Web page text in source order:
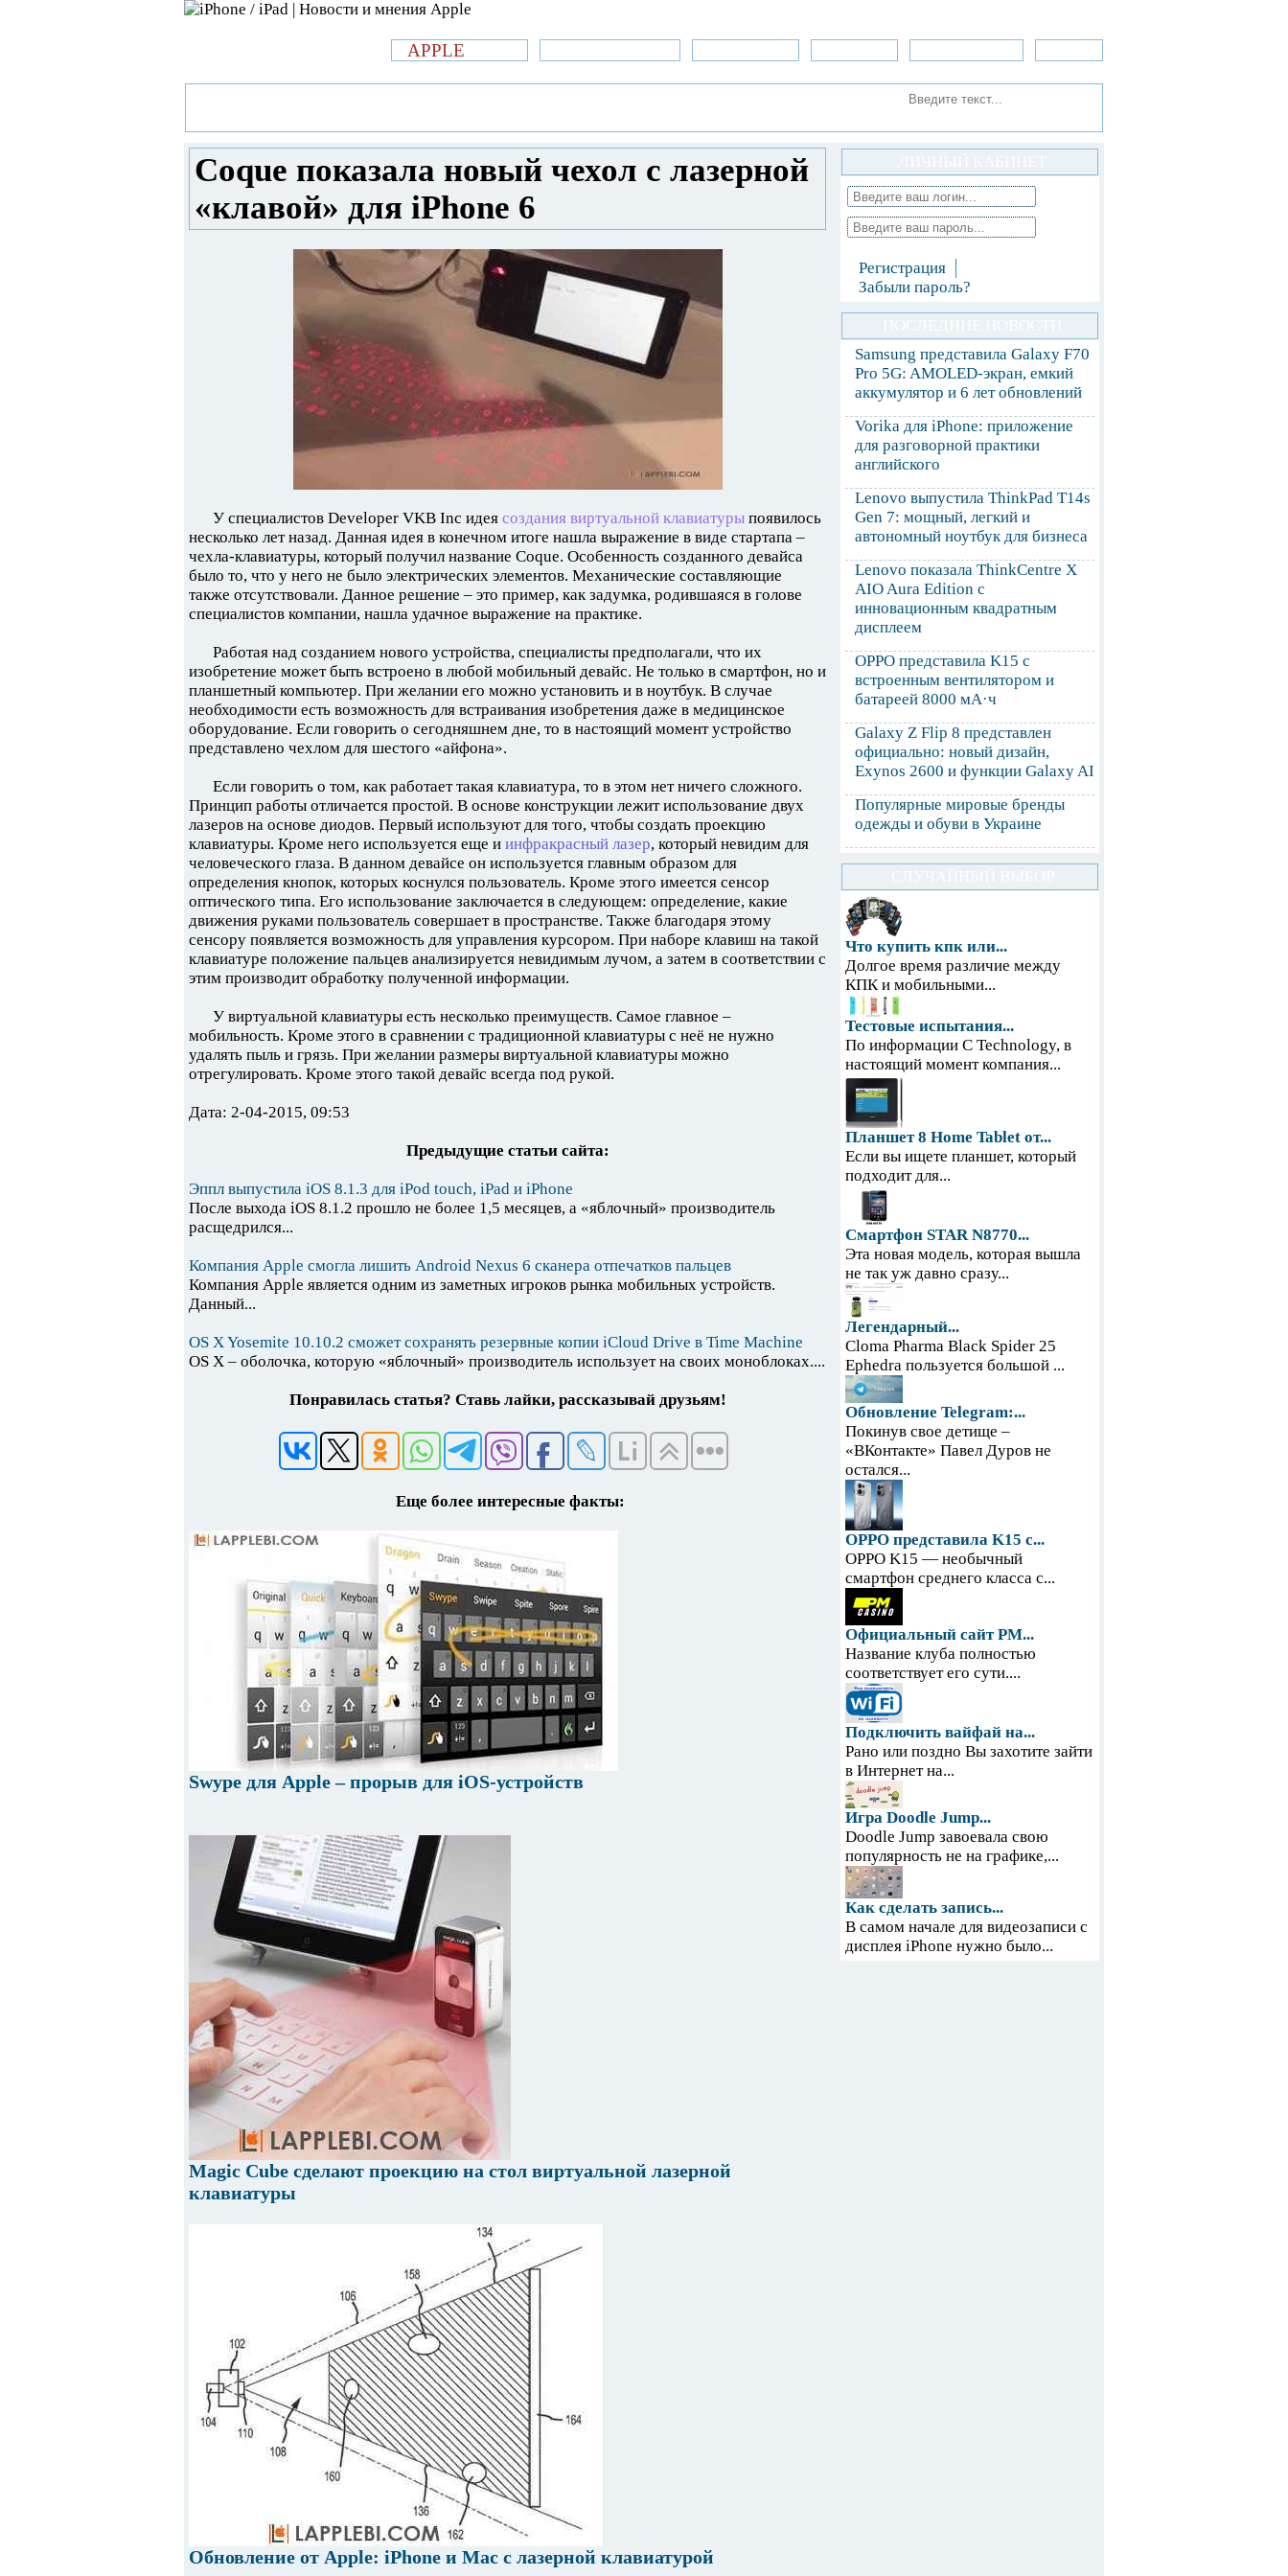
APPLE
Coque показала новый чехол с лазерной
«клавой» для iPhone 6
У специалистов Developer VKB Inc идея создания виртуальной клавиатуры появилось
несколько лет назад. Данная идея в конечном итоге нашла выражение в виде стартапа –
чехла-клавиатуры, который получил название Coque. Особенность созданного девайса
было то, что у него не было электрических элементов. Механические составляющие
также отсутствовали. Данное решение – это пример, как задумка, родившаяся в голове
специалистов компании, нашла удачное выражение на практике.
Работая над созданием нового устройства, специалисты предполагали, что их
изобретение может быть встроено в любой мобильный девайс. Не только в смартфон, но и
планшетный компьютер. При желании его можно установить и в ноутбук. В случае
необходимости есть возможность для встраивания изобретения даже в медицинское
оборудование. Если говорить о сегодняшнем дне, то в настоящий момент устройство
представлено чехлом для шестого «айфона».
Если говорить о том, как работает такая клавиатура, то в этом нет ничего сложного.
Принцип работы отличается простой. В основе конструкции лежит использование двух
лазеров на основе диодов. Первый используют для того, чтобы создать проекцию
клавиатуры. Кроме него используется еще и инфракрасный лазер, который невидим для
человеческого глаза. В данном девайсе он используется главным образом для
определения кнопок, которых коснулся пользователь. Кроме этого имеется сенсор
оптического типа. Его использование заключается в следующем: определение, какие
движения руками пользователь совершает в пространстве. Также благодаря этому
сенсору появляется возможность для управления курсором. При наборе клавиш на такой
клавиатуре положение пальцев анализируется невидимым лучом, а затем в соответствии с
этим производит обработку полученной информации.
У виртуальной клавиатуры есть несколько преимуществ. Самое главное –
мобильность. Кроме этого в сравнении с традиционной клавиатуры с неё не нужно
удалять пыль и грязь. При желании размеры виртуальной клавиатуры можно
отрегулировать. Кроме этого такой девайс всегда под рукой.
Дата: 2-04-2015, 09:53
Предыдущие статьи сайта:
Эппл выпустила iOS 8.1.3 для iPod touch, iPad и iPhone
После выхода iOS 8.1.2 прошло не более 1,5 месяцев, а «яблочный» производитель
расщедрился...
Компания Apple смогла лишить Android Nexus 6 сканера отпечатков пальцев
Компания Apple является одним из заметных игроков рынка мобильных устройств.
Данный...
OS X Yosemite 10.10.2 сможет сохранять резервные копии iCloud Drive в Time Machine
OS X – оболочка, которую «яблочный» производитель использует на своих моноблоках....
Понравилась статья? Ставь лайки, рассказывай друзьям!
Еще более интересные факты:
Swype для Apple – прорыв для iOS-устройств
Magic Cube сделают проекцию на стол виртуальной лазерной
клавиатуры
Обновление от Apple: iPhone и Mac с лазерной клавиатурой
Регистрация
Забыли пароль?
Samsung представила Galaxy F70
Pro 5G: AMOLED-экран, емкий
аккумулятор и 6 лет обновлений
Vorika для iPhone: приложение
для разговорной практики
английского
Lenovo выпустила ThinkPad T14s
Gen 7: мощный, легкий и
автономный ноутбук для бизнеса
Lenovo показала ThinkCentre X
AIO Aura Edition с
инновационным квадратным
дисплеем
OPPO представила K15 с
встроенным вентилятором и
батареей 8000 мА·ч
Galaxy Z Flip 8 представлен
официально: новый дизайн,
Exynos 2600 и функции Galaxy AI
Популярные мировые бренды
одежды и обуви в Украине
Что купить кпк или...
Долгое время различие между
КПК и мобильными...
Тестовые испытания...
По информации С Technology, в
настоящий момент компания...
Планшет 8 Home Tablet от...
Если вы ищете планшет, который
подходит для...
Смартфон STAR N8770...
Эта новая модель, которая вышла
не так уж давно сразу...
Легендарный...
Cloma Pharma Black Spider 25
Ephedra пользуется большой ...
Обновление Telegram:...
Покинув свое детище –
«ВКонтакте» Павел Дуров не
остался...
OPPO представила K15 с...
OPPO K15 — необычный
смартфон среднего класса с...
Официальный сайт PM...
Название клуба полностью
соответствует его сути....
Подключить вайфай на...
Рано или поздно Вы захотите зайти
в Интернет на...
Игра Doodle Jump...
Doodle Jump завоевала свою
популярность не на графике,...
Как сделать запись...
В самом начале для видеозаписи с
дисплея iPhone нужно было...